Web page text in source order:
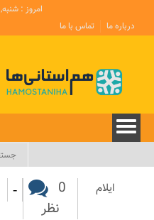
امروز : شنبه, ۱۷ مرداد , ۱۴۰۵
درباره ما
تماس با ما
ایلام
0
نظر
-